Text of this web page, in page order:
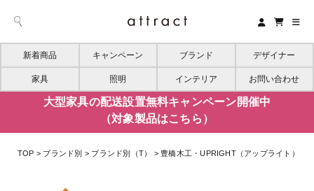
新着商品 キャンペーン ブランド デザイナー
家具 照明 インテリア お問い合わせ
大型家具の配送設置無料キャンペーン開催中
（対象製品はこちら）
TOP ブランド別 ブランド別（T） 豊橋木工・UPRIGHT（アップライト）